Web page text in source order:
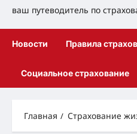
ваш путеводитель по
Новости Правила
Социальное страхование
Главная Страхование